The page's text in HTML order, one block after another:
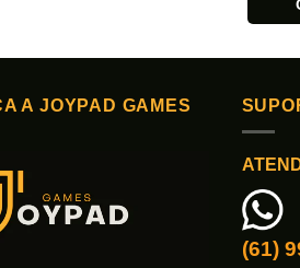
A JOYPAD GAMES
(61)